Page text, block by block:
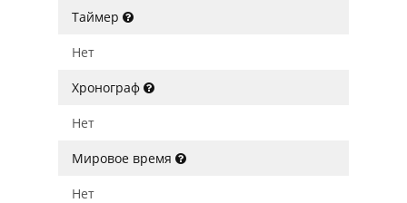
Таймер
Нет
Хронограф
Нет
Мировое время
Нет